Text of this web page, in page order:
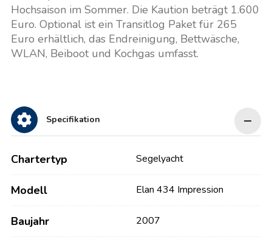
Hochsaison im Sommer. Die Kaution beträgt 1.600
Euro. Optional ist ein Transitlog Paket für 265
Euro erhältlich, das Endreinigung, Bettwäsche,
WLAN, Beiboot und Kochgas umfasst.
Specifikation
Chartertyp Segelyacht
Modell Elan 434 Impression
Baujahr 2007